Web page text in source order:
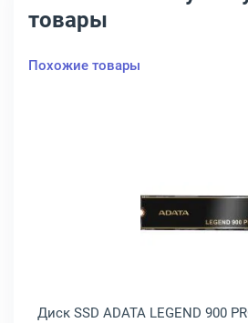
товары
Похожие товары
5300 MAX 2.5" 960 ГБ SATA,
Диск SSD ADATA LEGEND 900